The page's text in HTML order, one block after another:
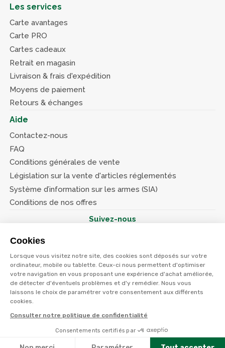
Cookies
Lorsque vous visitez notre site, des cookies sont déposés sur votre
ordinateur, mobile ou tablette. Ceux-ci nous permettent d'optimiser
votre navigation en vous proposant une expérience d'achat améliorée,
de détecter d'éventuels problèmes et d'y remédier. Nous vous
laissons le choix de paramétrer votre consentement aux différents
cookies.
Consulter notre politique de confidentialité
Consentements certifiés par
Les services
Carte avantages
Carte PRO
Cartes cadeaux
Retrait en magasin
Livraison & frais d'expédition
Moyens de paiement
Retours & échanges
Aide
Contactez-nous
FAQ
Conditions générales de vente
Législation sur la vente d'articles réglementés
Système d’information sur les armes (SIA)
Conditions de nos offres
Suivez-nous
© Terres et eaux 2026
Politique de confidentialité
Mentions légales
CGV